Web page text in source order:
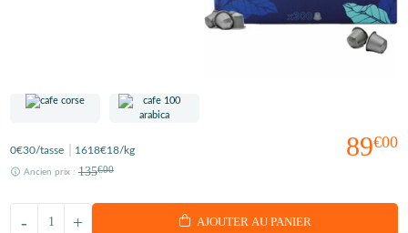
89€00
0€30/tasse 1618€18/kg
Ancien prix : 135€00
+
- AJOUTER AU PANIER